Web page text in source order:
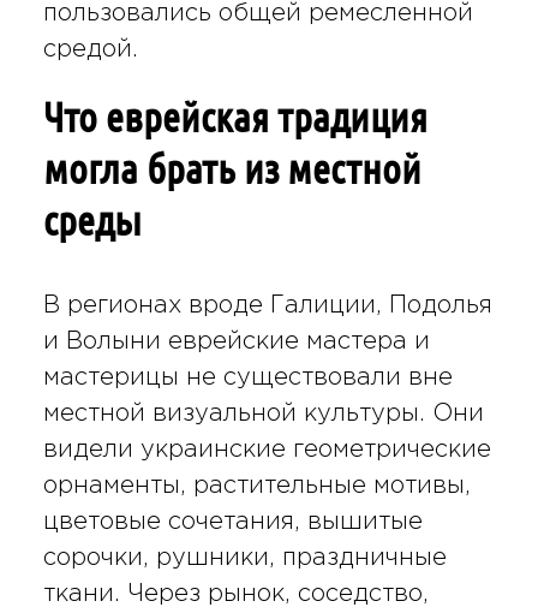
пользовались общей ремесленной
средой.
Что еврейская традиция
могла брать из местной
среды
В регионах вроде Галиции, Подолья
и Волыни еврейские мастера и
мастерицы не существовали вне
местной визуальной культуры. Они
видели украинские геометрические
орнаменты, растительные мотивы,
цветовые сочетания, вышитые
сорочки, рушники, праздничные
ткани. Через рынок, соседство,